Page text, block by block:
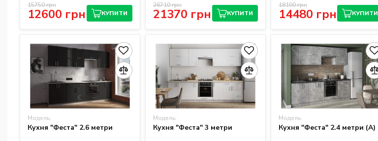
12600 грн
15750 грн
КУПИТИ
21370 грн
26710 грн
КУПИТИ
14480 грн
18100 грн
КУПИТИ
Модель:
Кухня "Феста" 2.6 метри
Модель:
Кухня "Феста" 3 метри
Модель:
Кухня "Феста" 2.4 метри (A)